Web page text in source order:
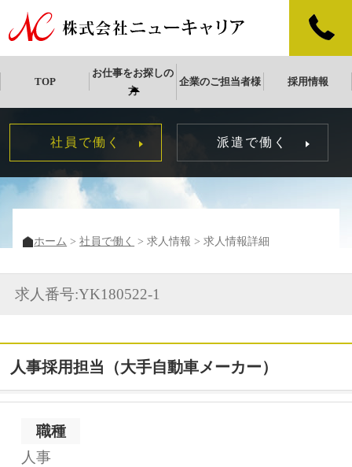
TOP
お仕事をお探しの
方
企業のご担当者様 採用情報
社員で働く 派遣で働く
ホーム 社員で働く 求人情報 求人情報詳細
求人番号:YK180522-1
人事採用担当（大手自動車メーカー）
職種
人事